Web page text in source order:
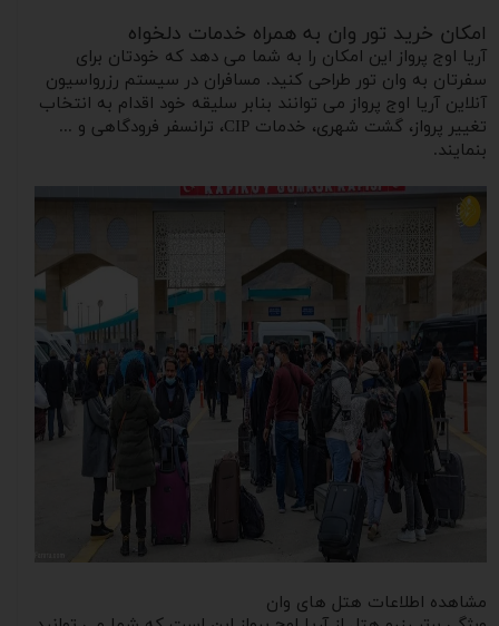
امکان خرید تور وان به همراه خدمات دلخواه
آریا اوج پرواز این امکان را به شما می دهد که خودتان برای
سفرتان به وان تور طراحی کنید. مسافران در سیستم رزرواسیون
آنلاین آریا اوج پرواز می توانند بنابر سلیقه خود اقدام به انتخاب
تغییر پرواز، گشت شهری، خدمات CIP، ترانسفر فرودگاهی و ...
بنمایند.
مشاهده اطلاعات هتل های وان